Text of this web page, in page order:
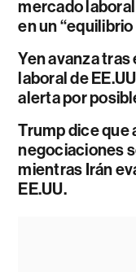
mercado laboral
en un
Yen avanza
laboral de
alerta por
Trump dice que
negociaciones
mientras Irán
EE.UU.